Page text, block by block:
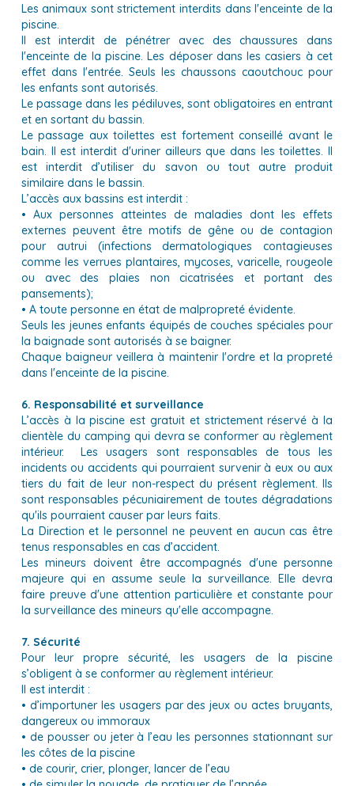
Les animaux sont strictement interdits dans l'enceinte de la
piscine.
Il est interdit de pénétrer avec des chaussures dans
l'enceinte de la piscine. Les déposer dans les casiers à cet
effet dans l'entrée. Seuls les chaussons caoutchouc pour
les enfants sont autorisés.
Le passage dans les pédiluves, sont obligatoires en entrant
et en sortant du bassin.
Le passage aux toilettes est fortement conseillé avant le
bain. Il est interdit d'uriner ailleurs que dans les toilettes. Il
est interdit d’utiliser du savon ou tout autre produit
similaire dans le bassin.
L’accès aux bassins est interdit :
• Aux personnes atteintes de maladies dont les effets
externes peuvent être motifs de gêne ou de contagion
pour autrui (infections dermatologiques contagieuses
comme les verrues plantaires, mycoses, varicelle, rougeole
ou avec des plaies non cicatrisées et portant des
pansements);
• A toute personne en état de malpropreté évidente.
Seuls les jeunes enfants équipés de couches spéciales pour
la baignade sont autorisés à se baigner.
Chaque baigneur veillera à maintenir l'ordre et la propreté
dans l'enceinte de la piscine.
6. Responsabilité et surveillance
L’accès à la piscine est gratuit et strictement réservé à la
clientèle du camping qui devra se conformer au règlement
intérieur. Les usagers sont responsables de tous les
incidents ou accidents qui pourraient survenir à eux ou aux
tiers du fait de leur non-respect du présent règlement. Ils
sont responsables pécuniairement de toutes dégradations
qu'ils pourraient causer par leurs faits.
La Direction et le personnel ne peuvent en aucun cas être
tenus responsables en cas d’accident.
Les mineurs doivent être accompagnés d'une personne
majeure qui en assume seule la surveillance. Elle devra
faire preuve d'une attention particulière et constante pour
la surveillance des mineurs qu'elle accompagne.
7. Sécurité
Pour leur propre sécurité, les usagers de la piscine
s’obligent à se conformer au règlement intérieur.
Il est interdit :
• d’importuner les usagers par des jeux ou actes bruyants,
dangereux ou immoraux
• de pousser ou jeter à l’eau les personnes stationnant sur
les côtes de la piscine
• de courir, crier, plonger, lancer de l’eau